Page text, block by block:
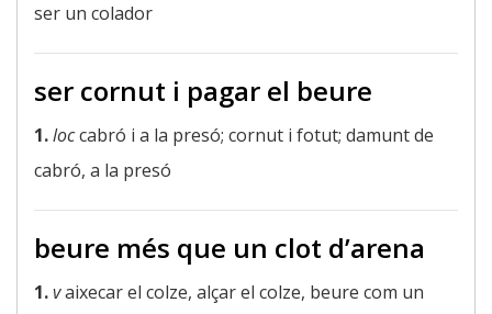
ser un colador
ser cornut i pagar el beure
1.loccabró i a la presó; cornut i fotut; damunt de
cabró, a la presó
beure més que un clot d’arena
1.vaixecar el colze, alçar el colze, beure com un